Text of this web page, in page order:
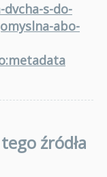
s-do-
abo-
źródła